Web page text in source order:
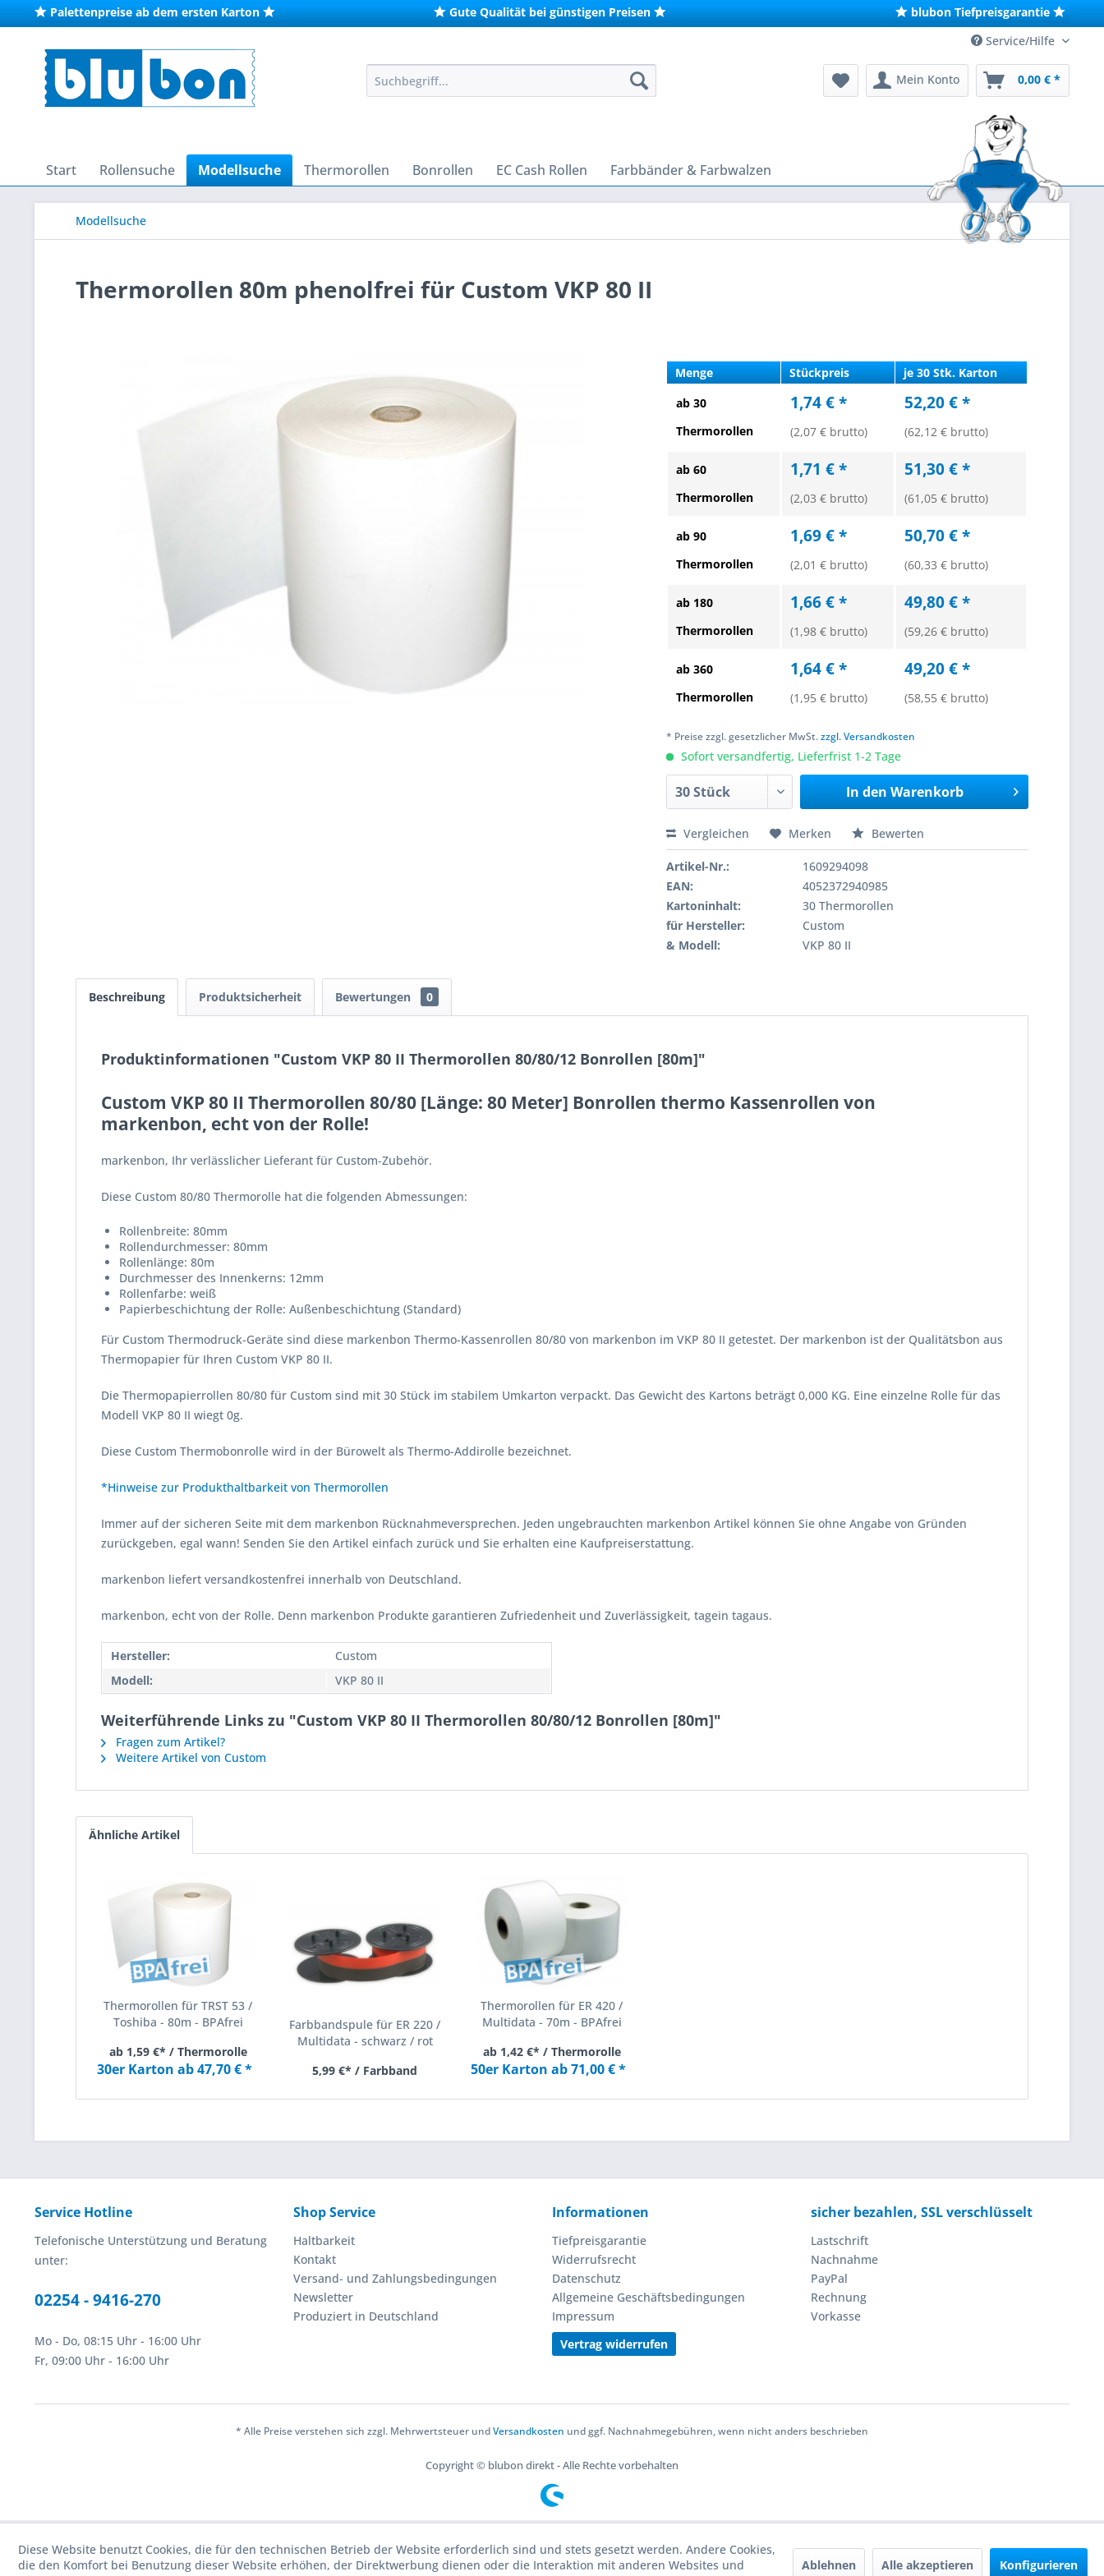
Palettenpreise ab dem ersten Karton Gute Qualität bei günstigen Preisen
blubon Tiefpreisgarantie
Service/Hilfe
Mein Konto 0,00 € *
Start Rollensuche Modellsuche Thermorollen Bonrollen EC Cash Rollen Farbbänder & Farbwalzen
Modellsuche
Thermorollen 80m phenolfrei für Custom VKP 80 II
Menge Stückpreis
je 30 Stk. Karton
ab 30
Thermorollen
1,74 € *
(2,07 € brutto)
52,20 € *
(62,12 € brutto)
ab 60
Thermorollen
1,71 € *
(2,03 € brutto)
51,30 € *
(61,05 € brutto)
ab 90
Thermorollen
1,69 € *
(2,01 € brutto)
50,70 € *
(60,33 € brutto)
ab 180
Thermorollen
1,66 € *
(1,98 € brutto)
49,80 € *
(59,26 € brutto)
ab 360
Thermorollen
1,64 € *
(1,95 € brutto)
49,20 € *
(58,55 € brutto)
* Preise zzgl. gesetzlicher MwSt.zzgl. Versandkosten
Sofort versandfertig, Lieferfrist 1-2 Tage
In den Warenkorb
Vergleichen Merken Bewerten
Artikel-Nr.:
1609294098
EAN:
4052372940985
Kartoninhalt:
30 Thermorollen
für Hersteller:
Custom
& Modell:
VKP 80 II
Beschreibung Produktsicherheit Bewertungen 0
Produktinformationen "Custom VKP 80 II Thermorollen 80/80/12 Bonrollen [80m]"
Custom VKP 80 II Thermorollen 80/80 [Länge: 80 Meter] Bonrollen thermo Kassenrollen von
markenbon, echt von der Rolle!
markenbon, Ihr verlässlicher Lieferant für Custom-Zubehör.
Diese Custom 80/80 Thermorolle hat die folgenden Abmessungen:
Rollenbreite: 80mm
Rollendurchmesser: 80mm
Rollenlänge: 80m
Durchmesser des Innenkerns: 12mm
Rollenfarbe: weiß
Papierbeschichtung der Rolle: Außenbeschichtung (Standard)
Für Custom Thermodruck-Geräte sind diese markenbon Thermo-Kassenrollen 80/80 von markenbon im VKP 80 II getestet. Der markenbon ist der Qualitätsbon aus
Thermopapier für Ihren Custom VKP 80 II.
Die Thermopapierrollen 80/80 für Custom sind mit 30 Stück im stabilem Umkarton verpackt. Das Gewicht des Kartons beträgt 0,000 KG. Eine einzelne Rolle für das
Modell VKP 80 II wiegt 0g.
Diese Custom Thermobonrolle wird in der Bürowelt als Thermo-Addirolle bezeichnet.
*Hinweise zur Produkthaltbarkeit von Thermorollen
Immer auf der sicheren Seite mit dem markenbon Rücknahmeversprechen. Jeden ungebrauchten markenbon Artikel können Sie ohne Angabe von Gründen
zurückgeben, egal wann! Senden Sie den Artikel einfach zurück und Sie erhalten eine Kaufpreiserstattung.
markenbon liefert versandkostenfrei innerhalb von Deutschland.
markenbon, echt von der Rolle. Denn markenbon Produkte garantieren Zufriedenheit und Zuverlässigkeit, tagein tagaus.
Hersteller:
Custom
Modell:
VKP 80 II
Weiterführende Links zu "Custom VKP 80 II Thermorollen 80/80/12 Bonrollen [80m]"
Fragen zum Artikel?
Weitere Artikel von Custom
Ähnliche Artikel
Thermorollen für TRST 53 /
Toshiba - 80m - BPAfrei
ab 1,59 €* / Thermorolle
30er Karton ab 47,70 € *
Farbbandspule für ER 220 /
Multidata - schwarz / rot
5,99 €* / Farbband
Thermorollen für ER 420 /
Multidata - 70m - BPAfrei
ab 1,42 €* / Thermorolle
50er Karton ab 71,00 € *
Service Hotline
Telefonische Unterstützung und Beratung
unter:
02254 - 9416-270
Mo - Do, 08:15 Uhr - 16:00 Uhr
Fr, 09:00 Uhr - 16:00 Uhr
Shop Service
Haltbarkeit
Kontakt
Versand- und Zahlungsbedingungen
Newsletter
Produziert in Deutschland
Informationen
Tiefpreisgarantie
Widerrufsrecht
Datenschutz
Allgemeine Geschäftsbedingungen
Impressum
Vertrag widerrufen
sicher bezahlen, SSL verschlüsselt
Lastschrift
Nachnahme
PayPal
Rechnung
Vorkasse
* Alle Preise verstehen sich zzgl. Mehrwertsteuer undVersandkosten und ggf. Nachnahmegebühren, wenn nicht anders beschrieben
Copyright © blubon direkt - Alle Rechte vorbehalten
Diese Website benutzt Cookies, die für den technischen Betrieb der Website erforderlich sind und stets gesetzt werden. Andere Cookies,
die den Komfort bei Benutzung dieser Website erhöhen, der Direktwerbung dienen oder die Interaktion mit anderen Websites und
Ablehnen Alle akzeptieren Konfigurieren